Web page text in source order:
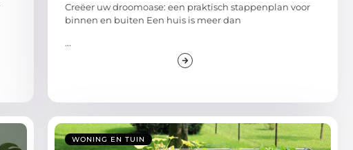
Creëer uw droomoase: een praktisch stappenplan voor
binnen en buiten Een huis is meer dan
...
WONING EN TUIN